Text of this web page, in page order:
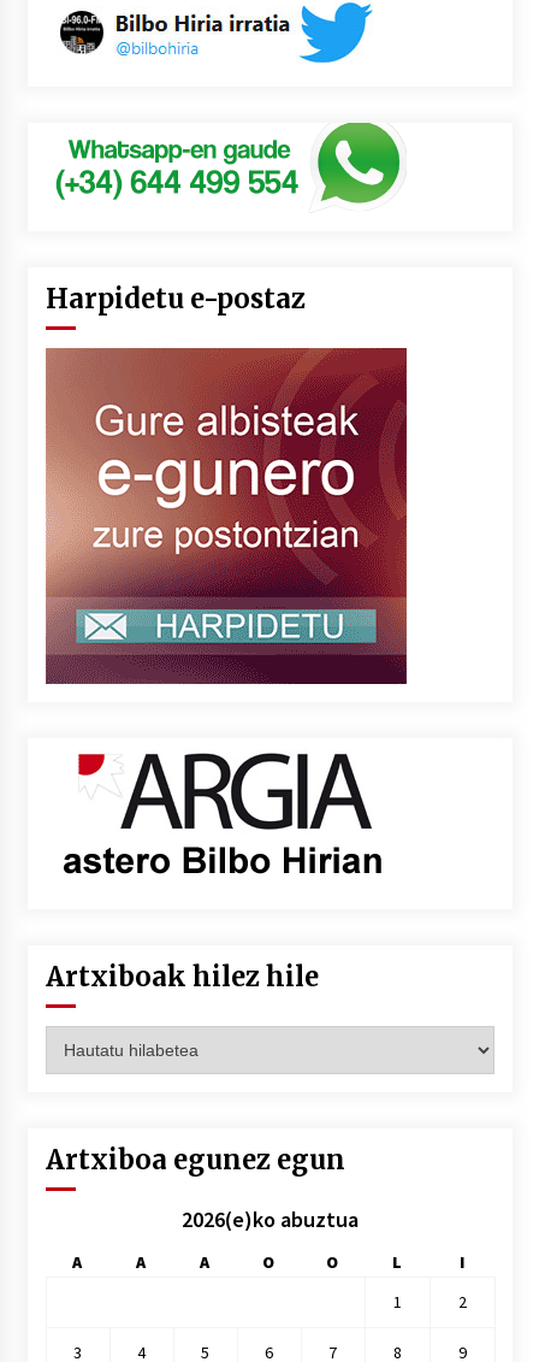
Harpidetu e-postaz
Artxiboak hilez hile
hilez
Artxiboa egunez egun
2026(e)ko abuztua
A A A O O L
I
1
2
3 4 5 6 7 8 9